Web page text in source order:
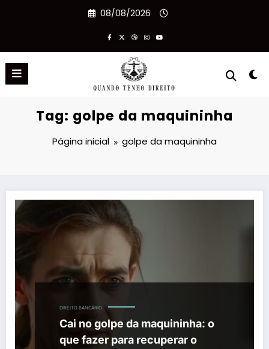
08/08/2026
Tag: golpe da maquininha
Página inicial golpe da maquininha
DIREITO BANCÁRIO
Cai no golpe da maquininha: o
que fazer para recuperar o